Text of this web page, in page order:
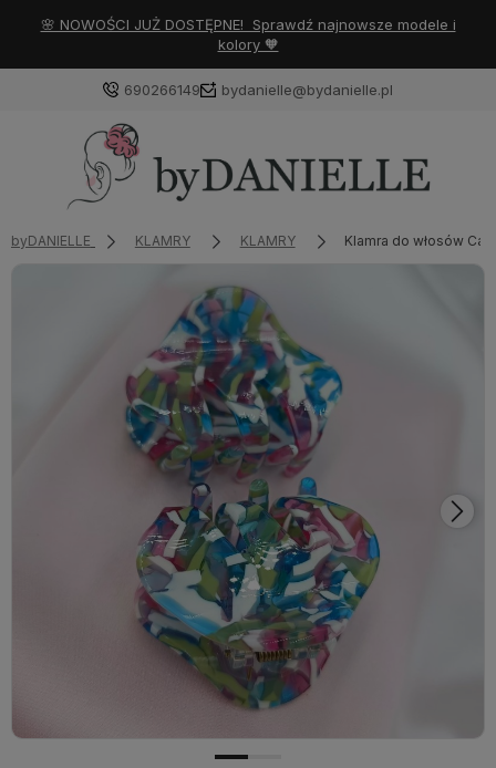
🌸 NOWOŚCI JUŻ DOSTĘPNE! Sprawdź najnowsze modele i
kolory 🧡
690266149 bydanielle@bydanielle.pl
byDANIELLE KLAMRY KLAMRY Klamra do włosów